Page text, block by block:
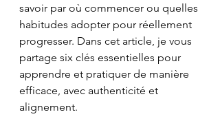
savoir par où commencer ou quelles
habitudes adopter pour réellement
progresser. Dans cet article, je vous
partage six clés essentielles pour
apprendre et pratiquer de manière
efficace, avec authenticité et
alignement.